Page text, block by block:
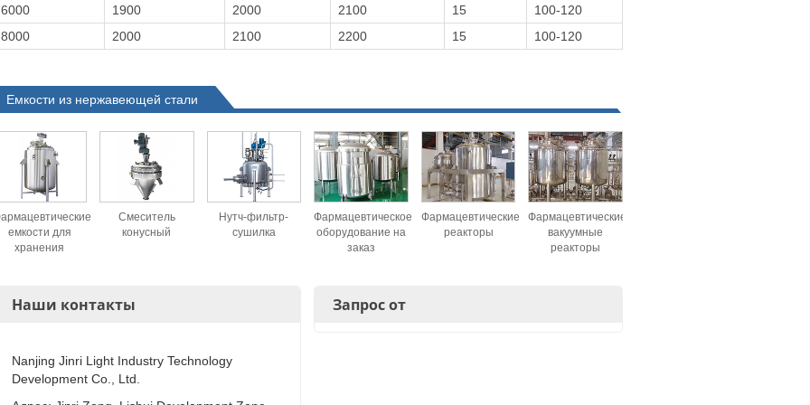
6000 1900 2000 2100 15
100-120
8000
2000 2100 2200 15 100-120
Емкости из нержавеющей стали
емкости для
хранения
Смеситель
конусный
Нутч-фильтр-
сушилка
Фармацевтическое
оборудование на
заказ
Фармацевтические
реакторы
Фармацевтические
вакуумные
реакторы
Запрос от
Наши контакты
Nanjing Jinri Light Industry Technology
Development Co., Ltd.